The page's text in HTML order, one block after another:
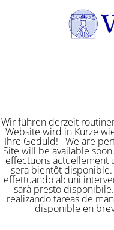
Wir führen derzeit
Website wird in Kürze
Ihre Geduld! We are
Site will be available
effectuons actuellement
sera bientôt
effettuando alcuni
sarà presto
realizando tareas de
disponible en